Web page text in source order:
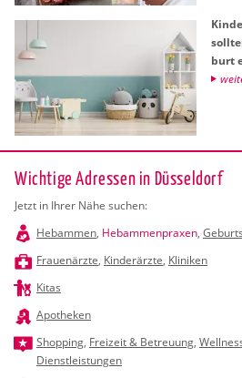
burt
Wichtige Adressen in Düsseldorf
Jetzt in Ihrer Nähe suchen:
Hebammen, Hebammenpraxen,
Frauenärzte, Kinderärzte, Kliniken
Kitas
Apotheken
Shopping, Freizeit & Betreuung,
Dienstleistungen